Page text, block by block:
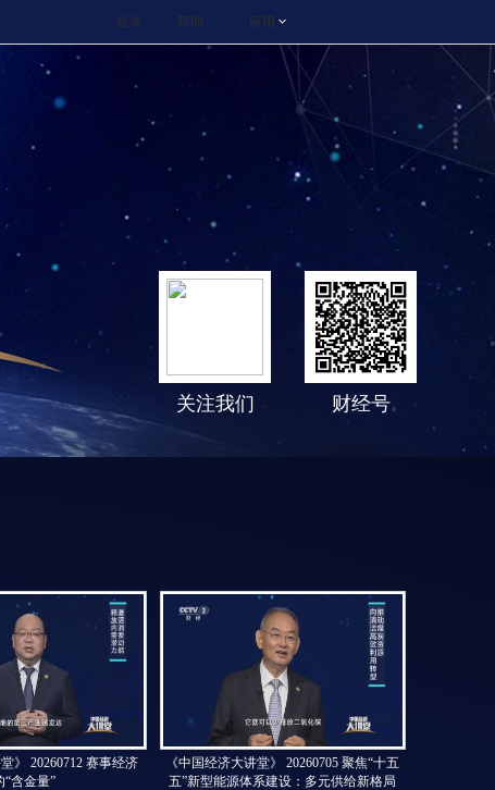
帮助 应用
登录
关注我们 财经号
》 20260712 赛事经济
“含金量”
《中国经济大讲堂》 20260705 聚焦“十五
五”新型能源体系建设：多元供给新格局